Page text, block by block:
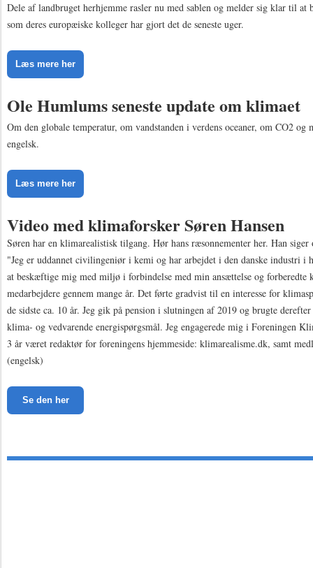
Dele af landbruget herhjemme rasler nu med sablen og melder sig klar til at
som deres europæiske kolleger har gjort det de seneste uger.
Læs mere her
Ole Humlums seneste update om klimaet
Om den globale temperatur, om vandstanden i verdens oceaner, om CO2​​​​​​​ og
engelsk.
Læs mere her
Video med klimaforsker Søren Hansen
Søren har en klimarealistisk tilgang. Hør hans ræsonnementer her. Han siger
"Jeg er uddannet civilingeniør i kemi og har arbejdet i den danske industri i
at beskæftige mig med miljø i forbindelse med min ansættelse og forberedte
medarbejdere gennem mange år. Det førte gradvist til en interesse for
de sidste ca. 10 år. Jeg gik på pension i slutningen af 2019 og brugte
klima- og vedvarende energispørgsmål. Jeg engagerede mig i Foreningen
3 år været redaktør for foreningens hjemmeside: klimarealisme.dk, samt
(engelsk)
Se den her